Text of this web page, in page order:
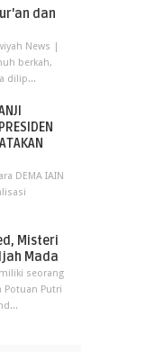
dan
News |
berkah,
dilip...
DEMA IAIN
Misteri
Mada
seorang
Potuan Putri